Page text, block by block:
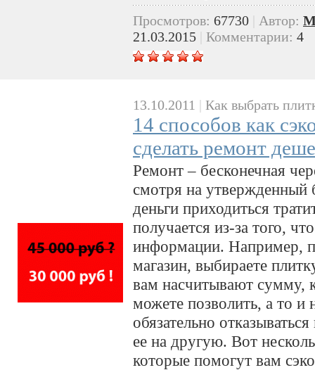
Просмотров: 67730 Автор:
21.03.2015
Комментарии: 4
13.10.2011 | Как выбрать
14 способов как
сделать ремонт
Ремонт – бесконечная
смотря на
деньги приходиться
получается из-за того,
информации. Например,
магазин, выбираете
вам насчитывают сумму,
можете позволить, а то и
обязательно
ее на другую. Вот
которые помогут вам